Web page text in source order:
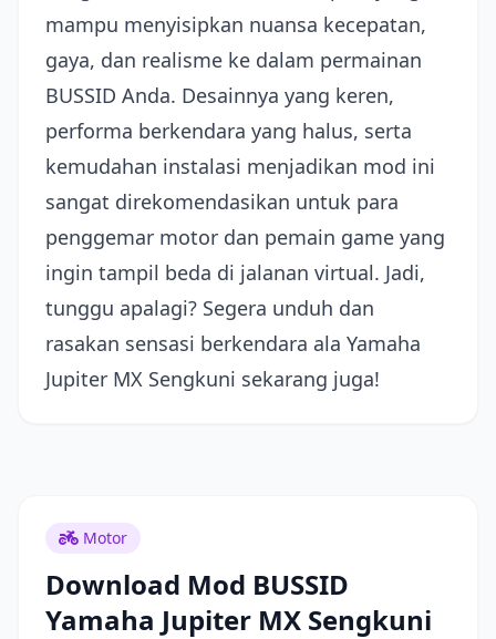
mampu menyisipkan nuansa kecepatan,
gaya, dan realisme ke dalam permainan
BUSSID Anda. Desainnya yang keren,
performa berkendara yang halus, serta
kemudahan instalasi menjadikan mod ini
sangat direkomendasikan untuk para
penggemar motor dan pemain game yang
ingin tampil beda di jalanan virtual. Jadi,
tunggu apalagi? Segera unduh dan
rasakan sensasi berkendara ala Yamaha
Jupiter MX Sengkuni sekarang juga!
Motor
Download Mod BUSSID
Yamaha Jupiter MX Sengkuni